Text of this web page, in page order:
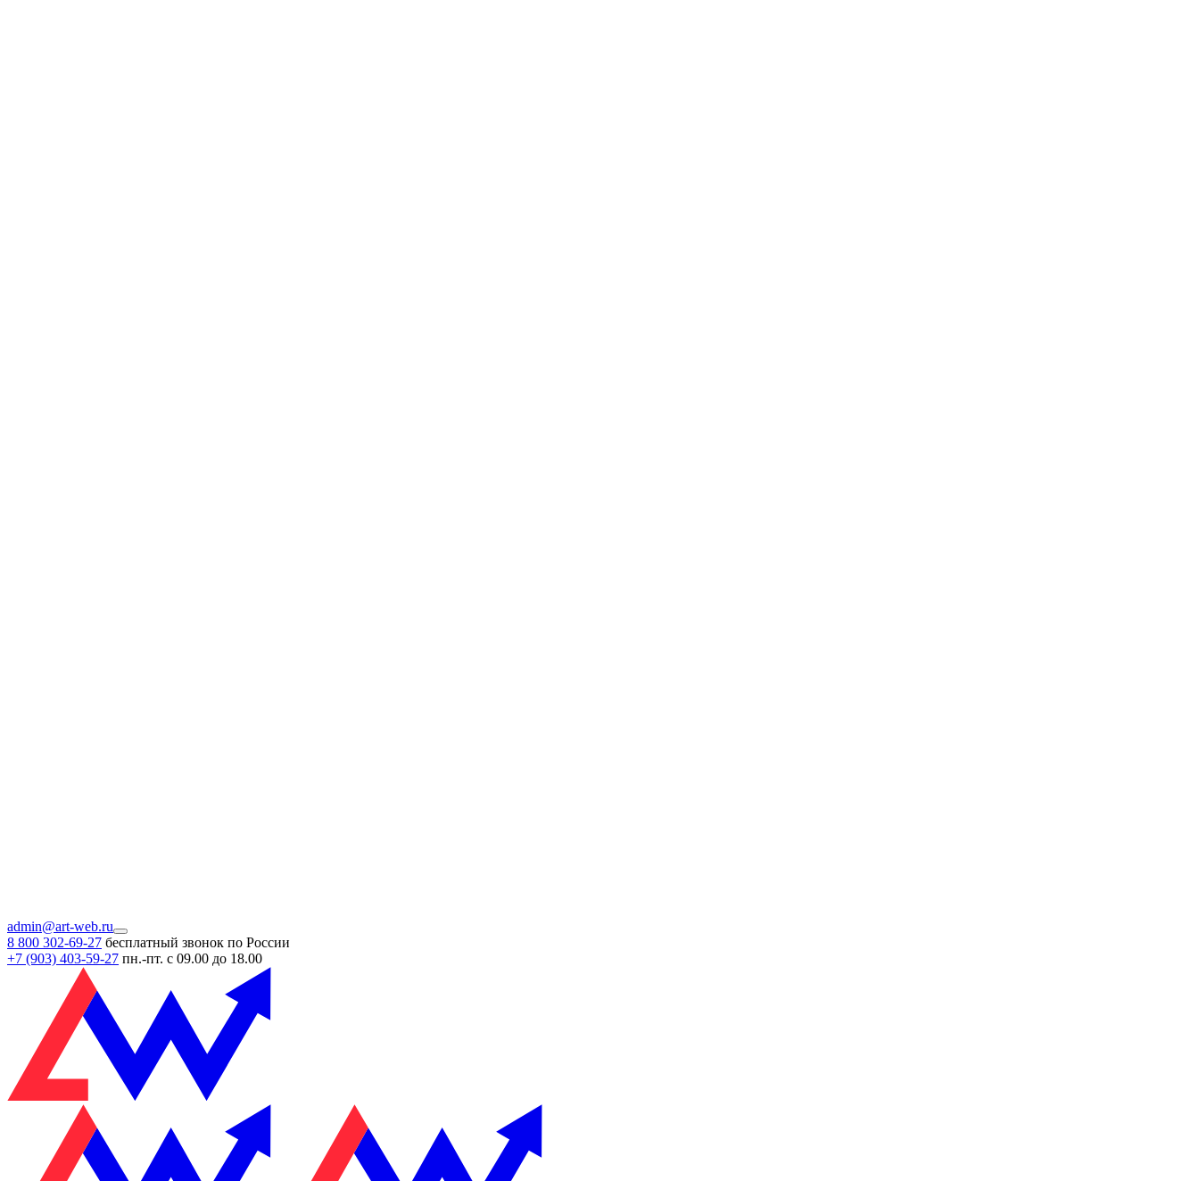
admin@art-web.ru
8 800 302-69-27 бесплатный звонок по России
+7 (903) 403-59-27 пн.-пт. с 09.00 до 18.00